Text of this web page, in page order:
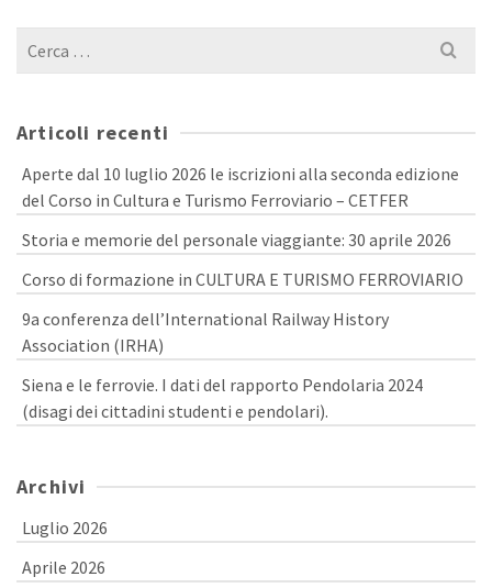
Cerca
Articoli recenti
Aperte dal 10 luglio 2026 le iscrizioni alla seconda edizione
del Corso in Cultura e Turismo Ferroviario – CETFER
Storia e memorie del personale viaggiante: 30 aprile 2026
Corso di formazione in CULTURA E TURISMO FERROVIARIO
9a conferenza dell’International Railway History
Association (IRHA)
Siena e le ferrovie. I dati del rapporto Pendolaria 2024
(disagi dei cittadini studenti e pendolari).
Archivi
Luglio 2026
Aprile 2026